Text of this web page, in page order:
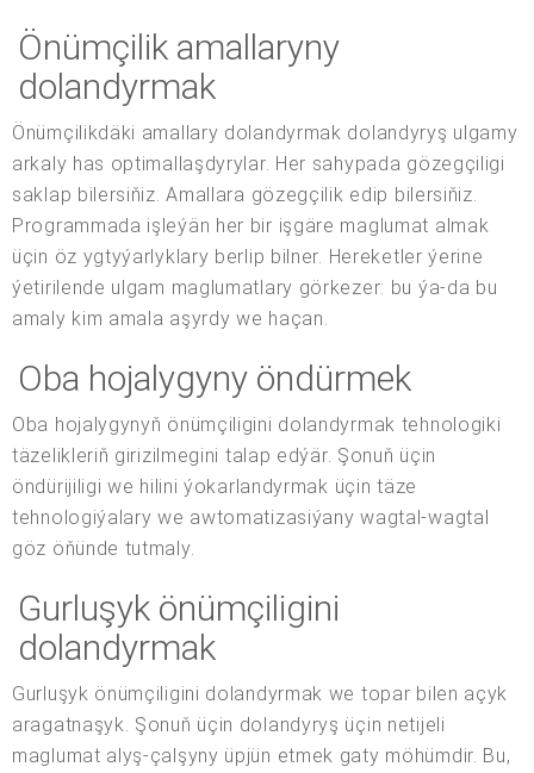
Önümçilik amallaryny
dolandyrmak
Önümçilikdäki amallary dolandyrmak dolandyryş ulgamy
arkaly has optimallaşdyrylar. Her sahypada gözegçiligi
saklap bilersiňiz. Amallara gözegçilik edip bilersiňiz.
Programmada işleýän her bir işgäre maglumat almak
üçin öz ygtyýarlyklary berlip bilner. Hereketler ýerine
ýetirilende ulgam maglumatlary görkezer: bu ýa-da bu
amaly kim amala aşyrdy we haçan.
Oba hojalygyny öndürmek
Oba hojalygynyň önümçiligini dolandyrmak tehnologiki
täzelikleriň girizilmegini talap edýär. Şonuň üçin
öndürijiligi we hilini ýokarlandyrmak üçin täze
tehnologiýalary we awtomatizasiýany wagtal-wagtal
göz öňünde tutmaly.
Gurluşyk önümçiligini
dolandyrmak
Gurluşyk önümçiligini dolandyrmak we topar bilen açyk
aragatnaşyk. Şonuň üçin dolandyryş üçin netijeli
maglumat alyş-çalşyny üpjün etmek gaty möhümdir. Bu,